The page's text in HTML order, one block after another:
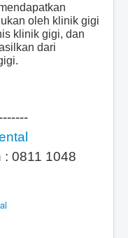
oleh klinik gigi
klinik gigi, dan
dari
: 0811 1048